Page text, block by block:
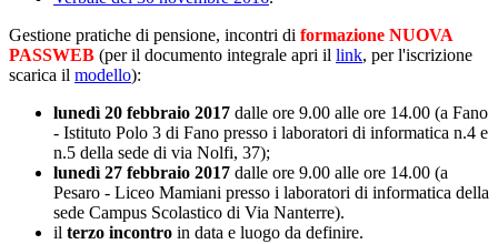
Gestione pratiche di pensione, incontri di formazione NUOVA
PASSWEB (per il documento integrale apri il link, per l'iscrizione
scarica il modello):
lunedì 20 febbraio 2017 dalle ore 9.00 alle ore 14.00 (a Fano
- Istituto Polo 3 di Fano presso i laboratori di informatica n.4 e
n.5 della sede di via Nolfi, 37);
lunedì 27 febbraio 2017 dalle ore 9.00 alle ore 14.00 (a
Pesaro - Liceo Mamiani presso i laboratori di informatica della
sede Campus Scolastico di Via Nanterre).
il terzo incontro in data e luogo da definire.